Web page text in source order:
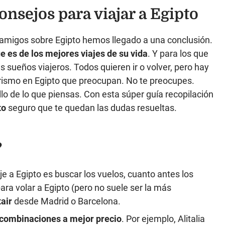
para viajar a Egipto
sobre Egipto hemos llegado a una conclusión.
es de los mejores viajes de su vida. Y para los que
sueños viajeros. Todos quieren ir o volver, pero hay
en Egipto que preocupan. No te preocupes.
de lo que piensas. Con esta súper guía recopilación
seguro que te quedan las dudas resueltas.
a Egipto es buscar los vuelos, cuanto antes los
volar a Egipto (pero no suele ser la más
desde Madrid o Barcelona.
a mejor precio. Por ejemplo, Alitalia